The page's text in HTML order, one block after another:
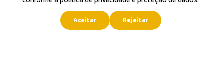
Aceitar Rejeitar